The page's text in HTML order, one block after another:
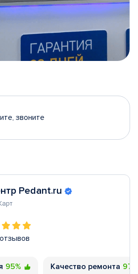
звоните
Pedant.ru
95% Качество ремонта